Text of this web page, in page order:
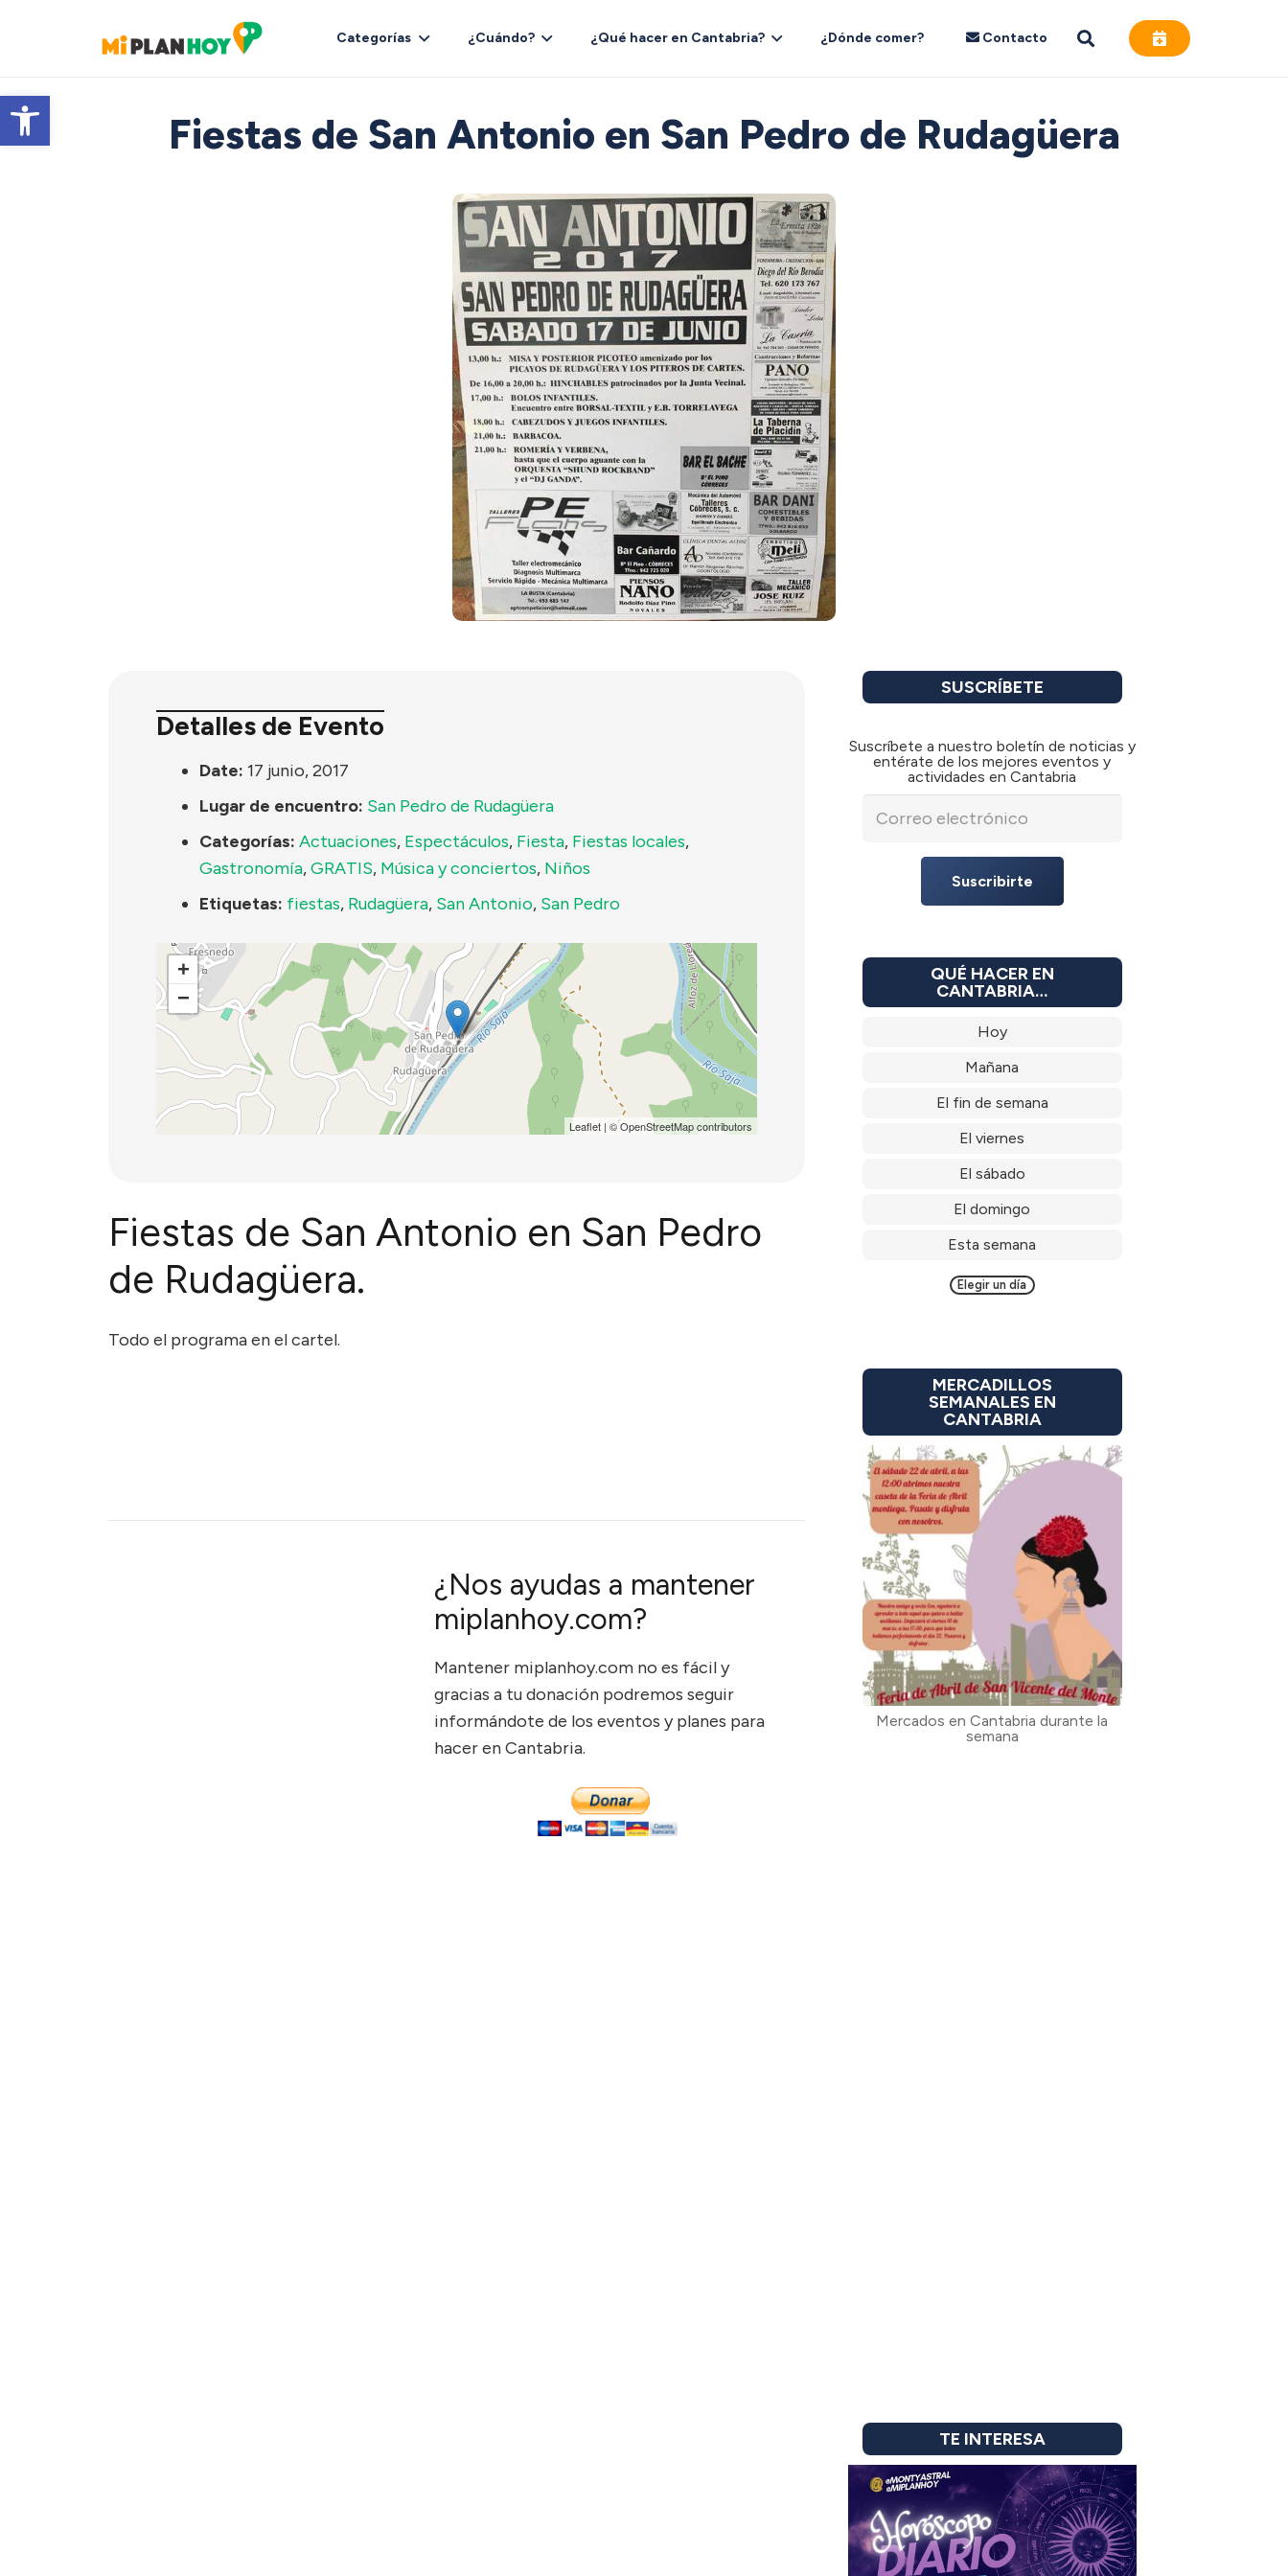
Abrir barra de herramientas
Categorías ¿Cuándo? ¿Qué hacer en Cantabria? ¿Dónde comer? Contacto
Fiestas de San Antonio en San Pedro de Rudagüera
Detalles de Evento
Date: 17 junio, 2017
Lugar de encuentro: San Pedro de Rudagüera
Categorías: Actuaciones, Espectáculos, Fiesta, Fiestas locales,
Gastronomía,GRATIS, Música y conciertos, Niños
Etiquetas: fiestas, Rudagüera, San Antonio, San Pedro
+
−
Leaflet| ©OpenStreetMapcontributors
Fiestas de San Antonio en San Pedro
de Rudagüera.
Todo el programa en el cartel.
¿Nos ayudas a mantener
miplanhoy.com?
Mantener miplanhoy.com no es fácil y
gracias a tu donación podremos seguir
informándote de los eventos y planes para
hacer en Cantabria.
SUSCRÍBETE
Suscríbete a nuestro boletín de noticias y
entérate de los mejores eventos y
actividades en Cantabria
Suscribirte
QUÉ HACER EN
CANTABRIA…
Hoy
Mañana
El fin de semana
El viernes
El sábado
El domingo
Esta semana
Elegir un día
MERCADILLOS
SEMANALES EN
CANTABRIA
Mercados en Cantabria durante la
semana
TE INTERESA